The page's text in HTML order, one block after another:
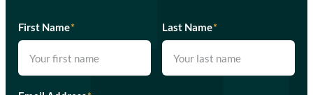
First Name* Last Name*